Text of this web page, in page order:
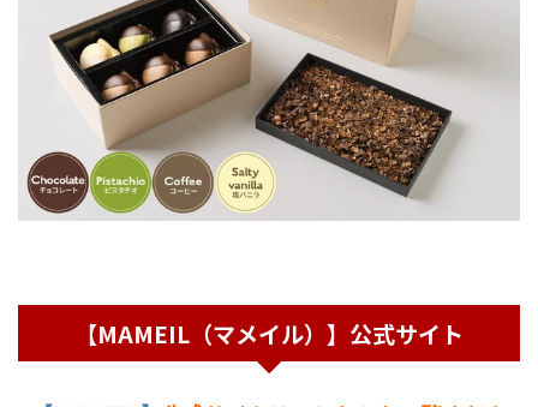
【MAMEIL（マメイル）】公式サイト